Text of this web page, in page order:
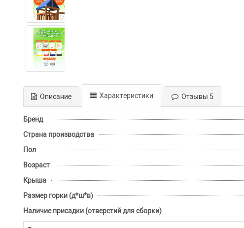
Описание Характеристики Отзывы 5
Бренд
Страна производства
Пол
Возраст
Крыша
Размер горки (д*ш*в)
Наличие присадки (отверстий для сборки)